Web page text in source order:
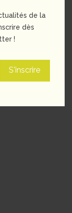
de la
dès
!